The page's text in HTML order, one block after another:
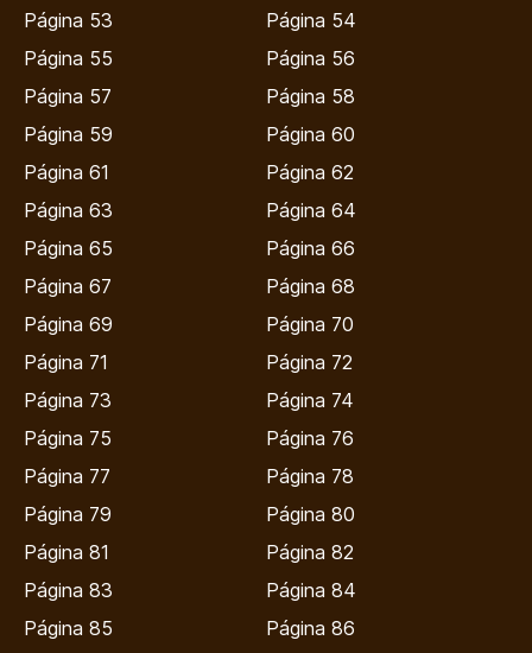
Página 53
Página 54
Página 55
Página 56
Página 57
Página 58
Página 59
Página 60
Página 61
Página 62
Página 63
Página 64
Página 65
Página 66
Página 67
Página 68
Página 69
Página 70
Página 71
Página 72
Página 73
Página 74
Página 75
Página 76
Página 77
Página 78
Página 79
Página 80
Página 81
Página 82
Página 83
Página 84
Página 85
Página 86